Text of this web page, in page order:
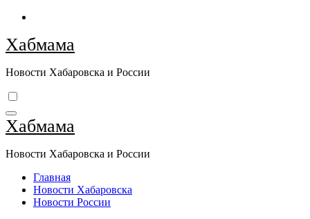
Перейти
содержимому
Хабмама
Новости Хабаровска и России
Хабмама
Новости Хабаровска и России
Главная
Новости Хабаровска
Новости России